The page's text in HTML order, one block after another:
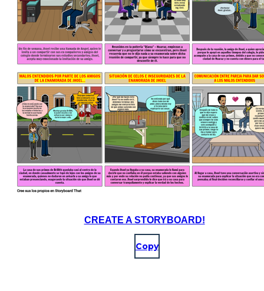
CREATE A STORYBOARD!
Copy